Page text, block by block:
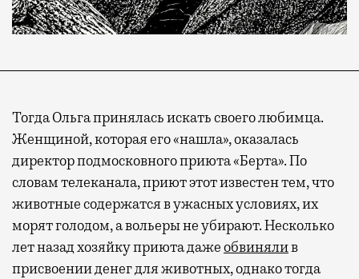
Тогда Ольга принялась искать своего любимца.
Женщиной, которая его «нашла», оказалась
директор подмосковного приюта «Берта». По
словам телеканала, приют этот известен тем, что
животные содержатся в ужасных условиях, их
морят голодом, а вольеры не убирают. Несколько
лет назад хозяйку приюта дажеобвинялив
присвоении денег для животных, однако тогда